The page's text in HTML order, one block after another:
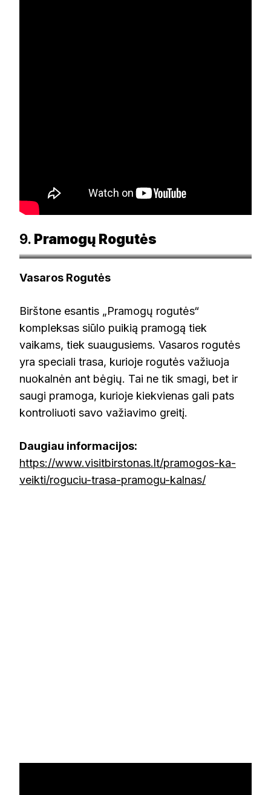
9. Pramogų Rogutės
Vasaros Rogutės
Birštone esantis „Pramogų rogutės“
kompleksas siūlo puikią pramogą tiek
vaikams, tiek suaugusiems. Vasaros rogutės
yra speciali trasa, kurioje rogutės važiuoja
nuokalnėn ant bėgių. Tai ne tik smagi, bet ir
saugi pramoga, kurioje kiekvienas gali pats
kontroliuoti savo važiavimo greitį.
Daugiau informacijos:
https://www.visitbirstonas.lt/pramogos-ka-
veikti/roguciu-trasa-pramogu-kalnas/